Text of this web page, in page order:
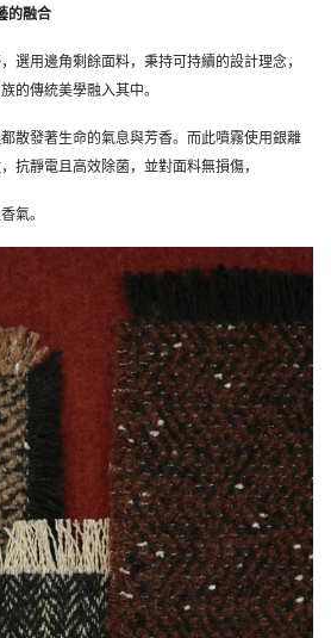
的融合
選用邊角剩餘面料，秉持可持續的設計理念，
的傳統美學融入其中。
散發著生命的氣息與芳香。而此噴霧使用銀離
抗靜電且高效除菌，並對面料無損傷，
氣。